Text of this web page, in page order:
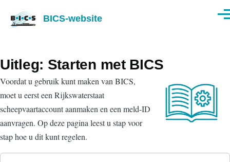
BICS-website
Uitleg: Starten met BICS
Voordat u gebruik kunt maken van BICS,
moet u eerst een Rijkswaterstaat
scheepvaartaccount aanmaken en een meld-ID
aanvragen. Op deze pagina leest u stap voor
stap hoe u dit kunt regelen.